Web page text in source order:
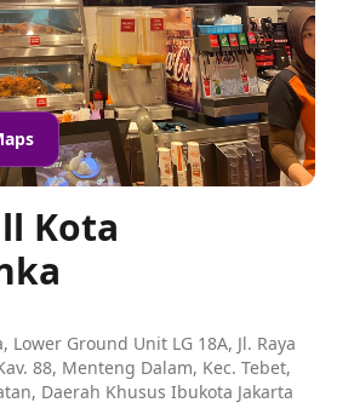
Kota
Lower Ground Unit LG 18A, Jl. Raya
88, Menteng Dalam, Kec. Tebet,
Daerah Khusus Ibukota Jakarta